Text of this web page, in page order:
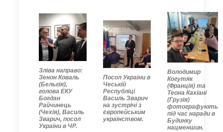
Зліва направо:
Зенон Коваль
(Бельгія),
голова ЕКУ
Богдан
Райчинець
(Чехія), Василь
Зварич, посол
України в ЧР.
Посол України в
Чеській
Республіці
Василь Зварич
на зустрічі з
європейським
українством.
Володимир
Когутяк
(Франція) та
Теона Кахіані
(Грузія)
фотографують
під час наради в
Будинку
нацменшин.